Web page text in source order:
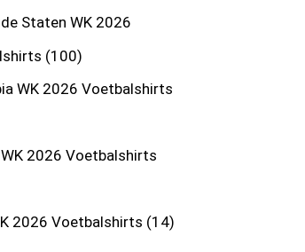
Staten WK 2026
100
WK 2026 Voetbalshirts
2026 Voetbalshirts
2026 Voetbalshirts 14